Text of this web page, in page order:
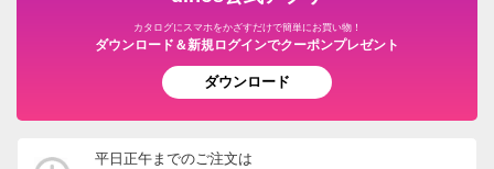
カタログにスマホをかざすだけで簡単にお買い物！
ダウンロード＆新規ログインでクーポンプレゼント
ダウンロード
平日正午までのご注文は